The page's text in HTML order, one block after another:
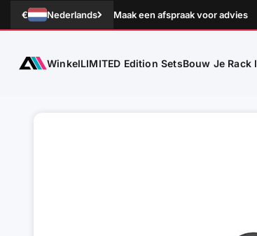
Naar inhoud
€ Nederlands Maak een afspraak voor advies
ATLETICA
WinkelLIMITED Edition SetsBouw Je Rack